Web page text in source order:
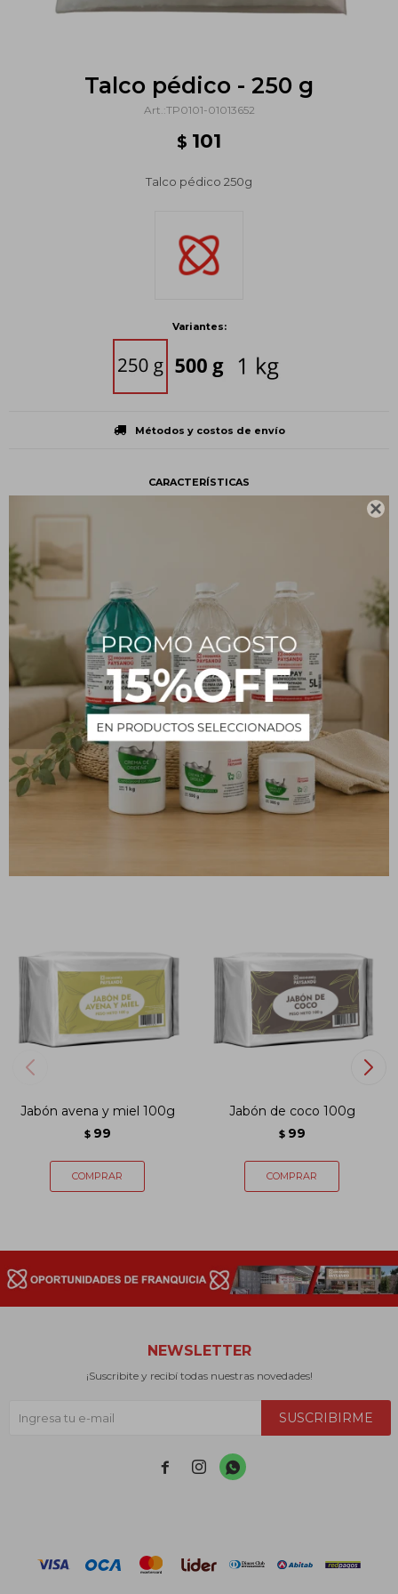

Talco pédico - 250 g
TP0101-01013652
$ 101
Talco pédico 250g
Variantes:
Métodos y costos de envío
CARACTERÍSTICAS
Descripción
Es un eficaz desodorante, deja los pies frescos, suaves y con
agradables sensación de bienestar. Elimina radicalmente el mal
olor del pie y del calzado, realizando un perfecto control de la
transpiración. Garantiza una potente acción higiénica, eliminando
los agentes causantes del mal olor.
Jabón avena y miel 100g
$ 99
Jabón de coco 100g
$ 99
NEWSLETTER
¡Suscribite y recibí todas nuestras novedades!
SUSCRIBIRME
  